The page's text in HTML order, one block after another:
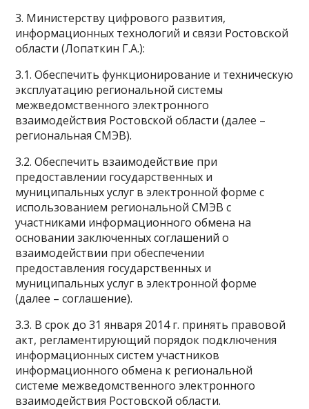
3. Министерству цифрового развития,
информационных технологий и связи Ростовской
области (Лопаткин Г.А.):
3.1. Обеспечить функционирование и техническую
эксплуатацию региональной системы
межведомственного электронного
взаимодействия Ростовской области (далее –
региональная СМЭВ).
3.2. Обеспечить взаимодействие при
предоставлении государственных и
муниципальных услуг в электронной форме с
использованием региональной СМЭВ с
участниками информационного обмена на
основании заключенных соглашений о
взаимодействии при обеспечении
предоставления государственных и
муниципальных услуг в электронной форме
(далее – соглашение).
3.3. В срок до 31 января 2014 г. принять правовой
акт, регламентирующий порядок подключения
информационных систем участников
информационного обмена к региональной
системе межведомственного электронного
взаимодействия Ростовской области.